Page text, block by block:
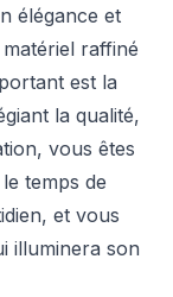
élégance et
raffiné
est la
la qualité,
vous êtes
temps de
et vous
illuminera son